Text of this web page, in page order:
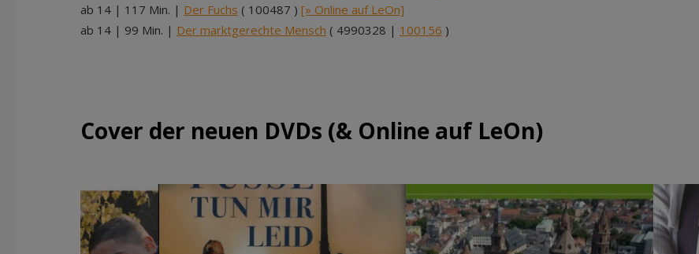
ab 14 | 117 Min. | Der Fuchs ( 100487 ) [» Online auf LeOn]
ab 14 | 99 Min. | Der marktgerechte Mensch ( 4990328 | 100156 )
Cover der neuen DVDs (& Online auf LeOn)